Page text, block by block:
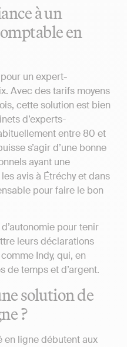
à un
en
un expert-
Avec des tarifs moyens
cette solution est bien
d’experts-
entre 80 et
s’agir d’une bonne
ayant une
avis à Étréchy et dans
pour faire le bon
pour tenir
leurs déclarations
Indy, qui, en
de temps et d’argent.
solution de
?
en ligne débutent aux